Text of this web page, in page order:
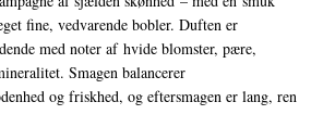
fine, vedvarende bobler. Duften er
med noter af hvide blomster, pære,
Smagen balancerer
og friskhed, og eftersmagen er lang, ren